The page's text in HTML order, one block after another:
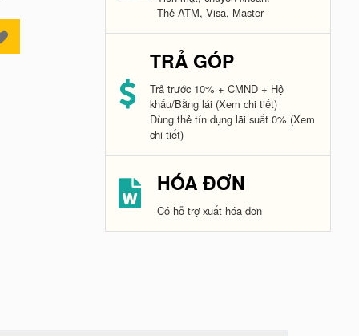
Thẻ ATM, Visa, Master
TRẢ GÓP
Trả trước 10% + CMND + Hộ
khẩu/Bằng lái (Xem chi tiết)
Dùng thẻ tín dụng lãi suất 0% (Xem
chi tiết)
HÓA ĐƠN
Có hỗ trợ xuất hóa đơn